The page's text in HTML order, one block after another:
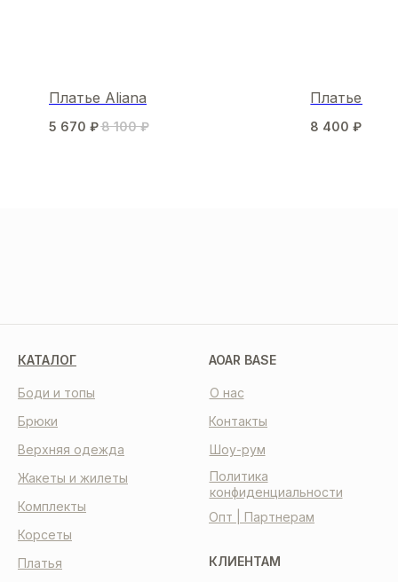
Платье Aliana
5 670 ₽8 100 ₽
Платье
8 400 ₽
КАТАЛОГ
КЛИЕНТАМ
AOAR BASE
О нас
Контакты
Шоу-рум
Политика
конфиденциальности
Опт | Партнерам
Корсеты
Платья
Боди и топы
Комплекты
Брюки
Жакеты и жилеты
Верхняя одежда